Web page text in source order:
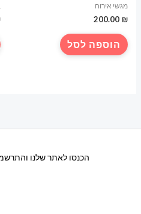
מגשי אירוח
200.00 ₪
הוספה לסל
הכנסו לאתר שלנו